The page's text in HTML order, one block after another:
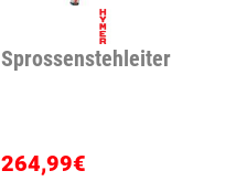
Sprossenstehleiter
264,99€